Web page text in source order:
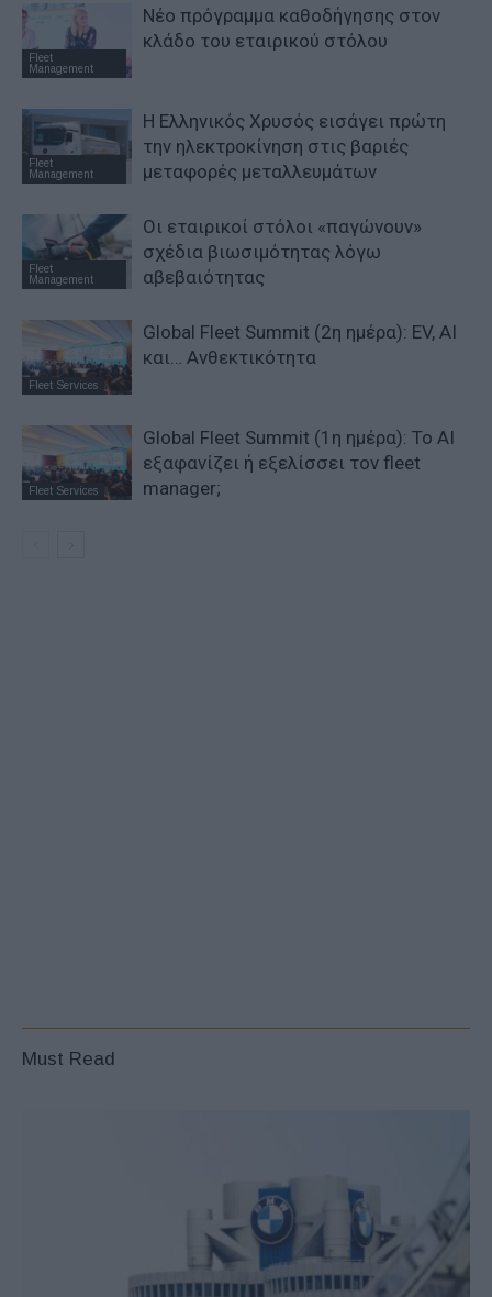
Fleet
Management
Νέο πρόγραμμα καθοδήγησης στον
κλάδο του εταιρικού στόλου
Fleet
Management
Η Ελληνικός Χρυσός εισάγει πρώτη
την ηλεκτροκίνηση στις βαριές
μεταφορές μεταλλευμάτων
Fleet
Management
Οι εταιρικοί στόλοι «παγώνουν»
σχέδια βιωσιμότητας λόγω
αβεβαιότητας
Fleet Services
Global Fleet Summit (2η ημέρα): EV, AI
και… Ανθεκτικότητα
Fleet Services
Global Fleet Summit (1η ημέρα): Το ΑΙ
εξαφανίζει ή εξελίσσει τον fleet
manager;
Must Read